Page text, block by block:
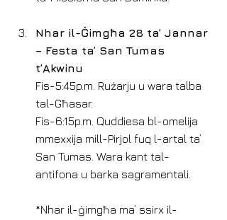
Nhar il-Ġimgħa 28 ta’ Jannar
– Festa ta’ San Tumas
t’Akwinu
Fis-5:45p.m. Rużarju u wara talba
tal-Għasar.
Fis-6:15p.m. Quddiesa bl-omelija
mmexxija mill-Pirjol fuq l-artal ta’
San Tumas. Wara kant tal-
antifona u barka sagramentali.
*Nhar il-ġimgħa ma’ ssirx il-